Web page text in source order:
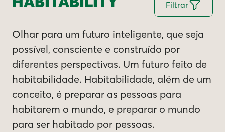
Filtrar
Olhar para um futuro inteligente, que seja
possível, consciente e construído por
diferentes perspectivas. Um futuro feito de
habitabilidade. Habitabilidade, além de um
conceito, é preparar as pessoas para
habitarem o mundo, e preparar o mundo
para ser habitado por pessoas.